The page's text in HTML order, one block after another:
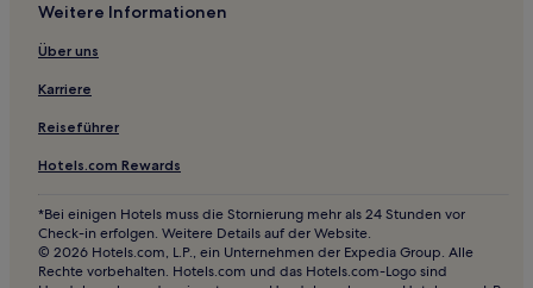
Hasama
Hotels mit Wellnessbereich in Narita
Günstige in Narita
2-Sterne-Hotels in Strand Nagasaki
2-Sterne-Hotels in Funabashi
Weitere Informationen
Über uns
Karriere
Reiseführer
Hotels.com Rewards
*Bei einigen Hotels muss die Stornierung mehr als 24 Stunden vor
Check-in erfolgen. Weitere Details auf der Website.
© 2026 Hotels.com, L.P., ein Unternehmen der Expedia Group. Alle
Rechte vorbehalten. Hotels.com und das Hotels.com-Logo sind